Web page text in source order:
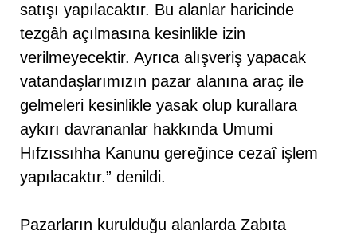
satışı yapılacaktır. Bu alanlar haricinde
tezgâh açılmasına kesinlikle izin
verilmeyecektir. Ayrıca alışveriş yapacak
vatandaşlarımızın pazar alanına araç ile
gelmeleri kesinlikle yasak olup kurallara
aykırı davrananlar hakkında Umumi
Hıfzıssıhha Kanunu gereğince cezaî işlem
yapılacaktır.” denildi.
Pazarların kurulduğu alanlarda Zabıta